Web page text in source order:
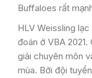
Buffaloes rất
HLV Weissling
đoán ở VBA 2021.
giải chuyên môn
mùa. Bởi đội